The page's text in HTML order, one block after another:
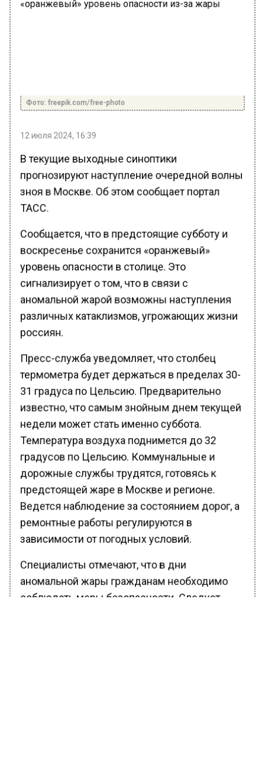
Фото: freepik.com/free-photo
12 июля 2024, 16:39
В текущие выходные синоптики
прогнозируют наступление очередной волны
зноя в Москве. Об этом сообщает портал
ТАСС.
Сообщается, что в предстоящие субботу и
воскресенье сохранится «оранжевый»
уровень опасности в столице. Это
сигнализирует о том, что в связи с
аномальной жарой возможны наступления
различных катаклизмов, угрожающих жизни
россиян.
Пресс-служба уведомляет, что столбец
термометра будет держаться в пределах 30-
31 градуса по Цельсию. Предварительно
известно, что самым знойным днем текущей
недели может стать именно суббота.
Температура воздуха поднимется до 32
градусов по Цельсию. Коммунальные и
дорожные службы трудятся, готовясь к
предстоящей жаре в Москве и регионе.
Ведется наблюдение за состоянием дорог, а
ремонтные работы регулируются в
зависимости от погодных условий.
Специалисты отмечают, что в дни
аномальной жары гражданам необходимо
соблюдать меры безопасности. Следует